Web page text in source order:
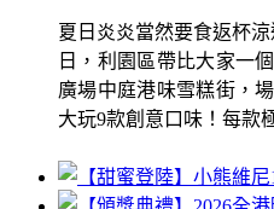
夏日炎炎當然要食返杯
日，利園區帶比大家一
廣場中庭港味雪糕街，
大玩9款創意口味！每款